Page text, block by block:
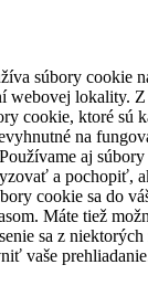
súbory cookie
webovej lokality.
cookie, ktoré sú
na
aj
a pochopiť,
cookie sa do
Máte tiež
sa z
vaše